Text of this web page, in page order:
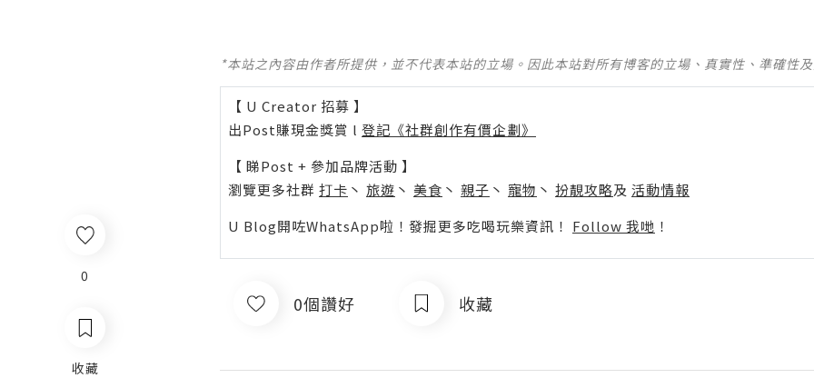
0
收藏
*本站之內容由作者所提供，並不代表本站的立場。因此本站對所有博客的立場、真實性、準確性
【 U Creator 招募 】
出Post賺現金獎賞 l 登記《社群創作有價企劃》
【 睇Post + 參加品牌活動 】
瀏覽更多社群 打卡 丶 旅遊 丶 美食 丶 親子 丶 寵物 丶 扮靚攻略及 活動情報
U Blog開咗WhatsApp啦！發掘更多吃喝玩樂資訊！ Follow 我哋 ！
0個讚好 收藏